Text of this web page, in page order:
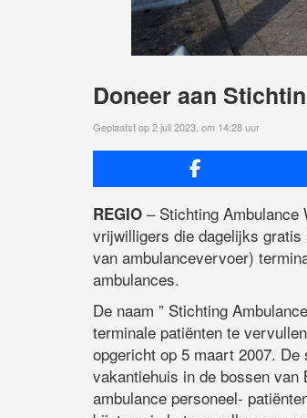
Doneer aan
Geplaatst op 2 juli 2023, om 14:28 uur
REGIO – Stichting Ambulance
vrijwilligers die dagelijks
van ambulancevervoer)
ambulances.
De naam ” Stichting
terminale patiënten te
opgericht op 5 maart 2007.
vakantiehuis in de bossen van
ambulance personeel-